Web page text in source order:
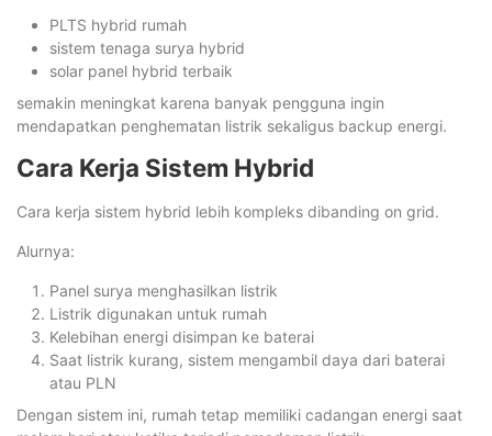
PLTS hybrid rumah
sistem tenaga surya hybrid
solar panel hybrid terbaik
semakin meningkat karena banyak pengguna ingin
mendapatkan penghematan listrik sekaligus backup energi.
Cara Kerja Sistem Hybrid
Cara kerja sistem hybrid lebih kompleks dibanding on grid.
Alurnya:
Panel surya menghasilkan listrik
Listrik digunakan untuk rumah
Kelebihan energi disimpan ke baterai
Saat listrik kurang, sistem mengambil daya dari baterai
atau PLN
Dengan sistem ini, rumah tetap memiliki cadangan energi saat